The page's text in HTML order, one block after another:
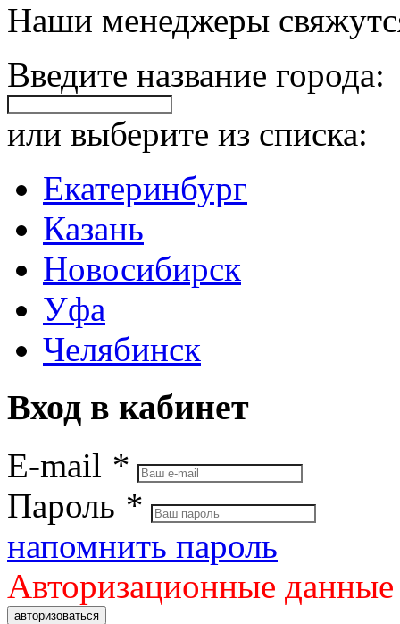
Наши менеджеры
Введите название города:
или выберите из списка:
Екатеринбург
Казань
Новосибирск
Уфа
Челябинск
Вход в кабинет
E-mail *
Пароль *
напомнить пароль
Авторизационные
авторизоваться